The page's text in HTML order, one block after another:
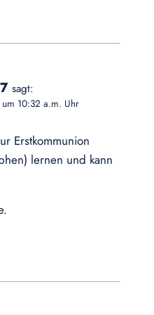
sagt:
10:32 a.m. Uhr
Erstkommunion
lernen und kann